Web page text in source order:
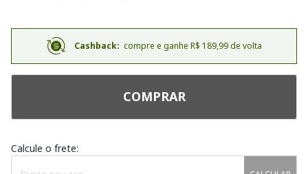
Cashback: compre e ganhe R$ 189,99 de volta
COMPRAR
Calcule o frete: